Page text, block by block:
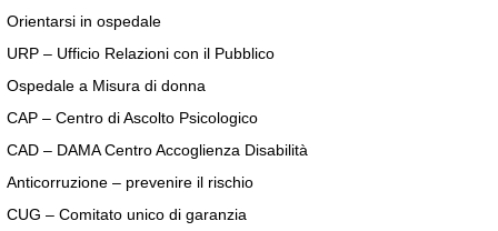
Orientarsi in ospedale
URP – Ufficio Relazioni con il Pubblico
Ospedale a Misura di donna
CAP – Centro di Ascolto Psicologico
CAD – DAMA Centro Accoglienza Disabilità
Anticorruzione – prevenire il rischio
CUG – Comitato unico di garanzia